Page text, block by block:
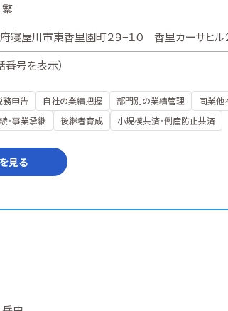
寝屋川市東香里園町２９−１０ 香里カーサヒル
番号を表示）
務申告 自社の業績把握 部門別の業績管理
同業他
・事業承継 後継者育成 小規模共済・倒産防止共済
見る